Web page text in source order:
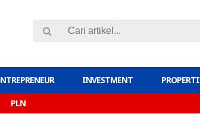
INVESTMENT PROPERTI
PLN